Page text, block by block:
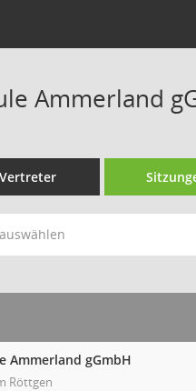
Ammerland
Vertreter
Ammerland gGmbH
Röttgen